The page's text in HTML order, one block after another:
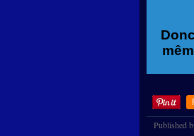
Published